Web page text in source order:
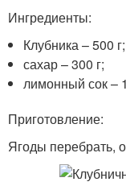
Ингредиенты:
Клубника – 500 г;
сахар – 300 г;
лимонный сок –
Приготовление:
Ягоды перебрать,